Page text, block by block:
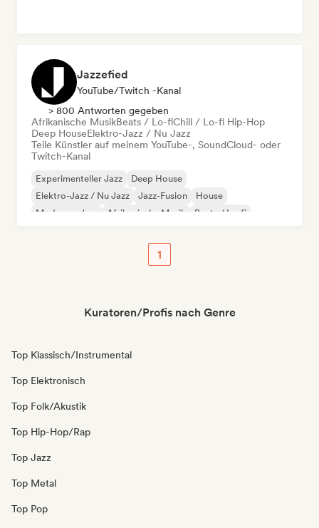
Jazzefied
YouTube/Twitch -Kanal
> 800 Antworten gegeben
Afrikanische MusikBeats / Lo-fiChill / Lo-fi Hip-Hop
Deep HouseElektro-Jazz / Nu Jazz
Teile Künstler auf meinem YouTube-, SoundCloud- oder
Twitch-Kanal
Experimenteller Jazz
Deep House
Elektro-Jazz / Nu Jazz
Jazz-Fusion
House
Moderner Jazz
Afrikanische Musik Beats / Lo-fi
1
Kuratoren/Profis nach Genre
Top Klassisch/Instrumental
Top Elektronisch
Top Folk/Akustik
Top Hip-Hop/Rap
Top Jazz
Top Metal
Top Pop